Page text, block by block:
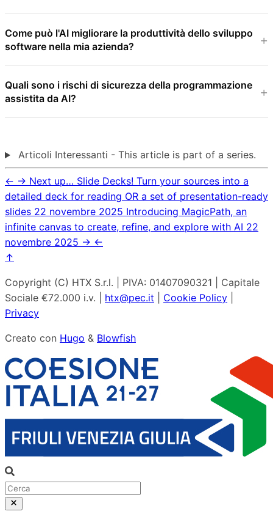
Come può l'AI migliorare la produttività dello sviluppo
software nella mia azienda?
Quali sono i rischi di sicurezza della programmazione
assistita da AI?
Articoli Interessanti - This article is part of a series.
← → Next up… Slide Decks! Turn your sources into a
detailed deck for reading OR a set of presentation-ready
slides 22 novembre 2025 Introducing MagicPath, an
infinite canvas to create, refine, and explore with AI 22
novembre 2025 → ←
↑
Copyright (C) HTX S.r.l. | PIVA: 01407090321 | Capitale
Sociale €72.000 i.v. | htx@pec.it Cookie Policy
Privacy
Creato con Hugo & Blowfish